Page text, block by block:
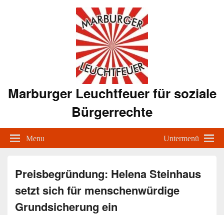
Marburger Leuchtfeuer für soziale
Bürgerrechte
Menu Untermenü
Preisbegründung: Helena Steinhaus
setzt sich für menschenwürdige
Grundsicherung ein